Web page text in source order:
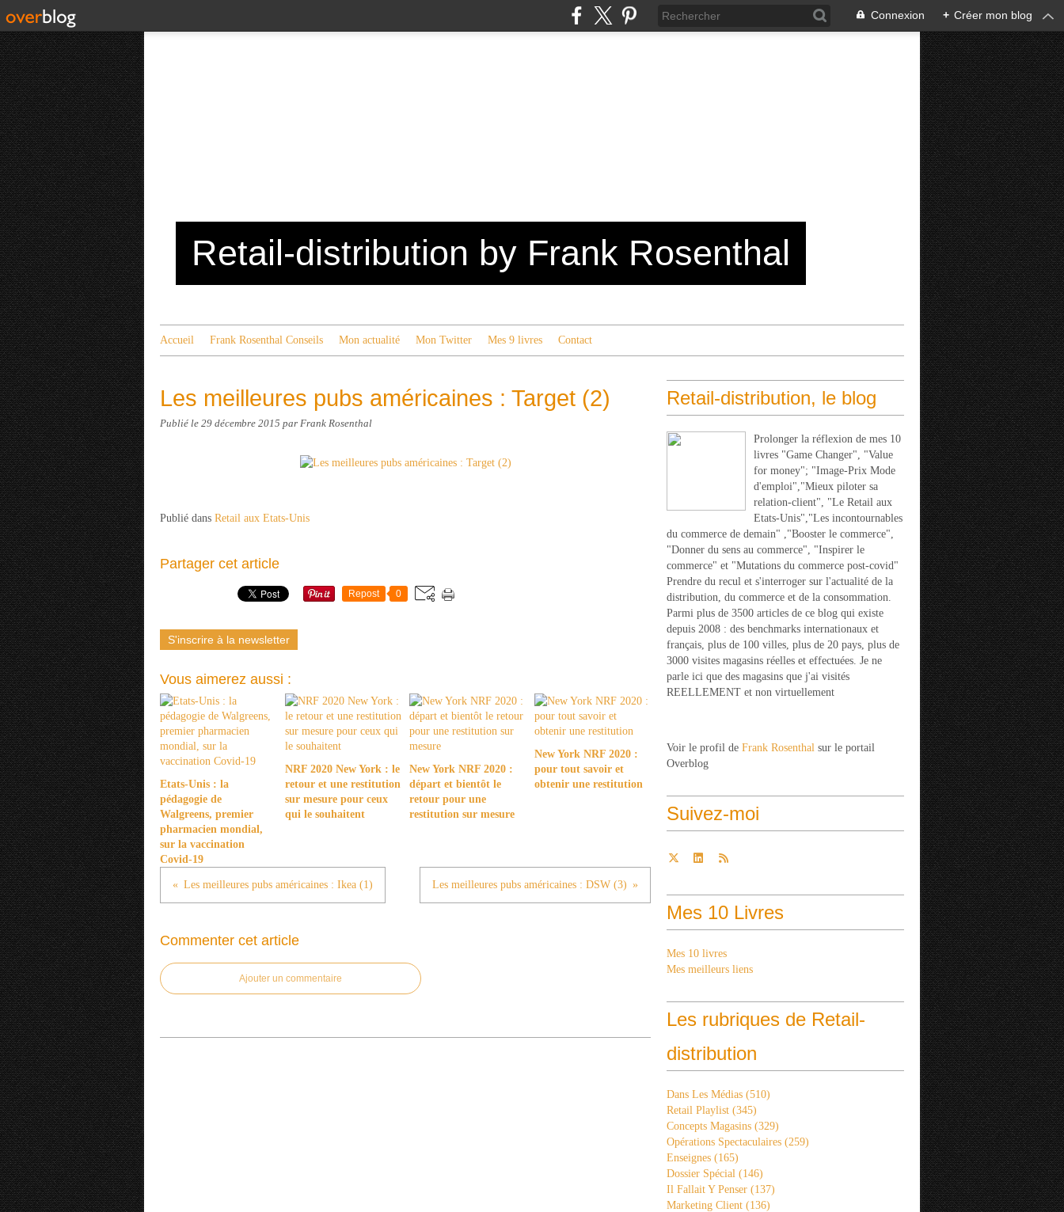
Connexion + Créer mon blog
Retail-distribution by Frank Rosenthal
Accueil Frank Rosenthal Conseils Mon actualité Mon Twitter Mes 9 livres Contact
Les meilleures pubs américaines : Target (2)
Publié le 29 décembre 2015 par Frank Rosenthal
Publié dans Retail aux Etats-Unis
Partager cet article
Repost 0
S'inscrire à la newsletter
Vous aimerez aussi :
Etats-Unis : la
pédagogie de
Walgreens, premier
pharmacien mondial,
sur la vaccination
Covid-19
NRF 2020 New York : le
retour et une restitution
sur mesure pour ceux
qui le souhaitent
New York NRF 2020 :
départ et bientôt le
retour pour une
restitution sur mesure
New York NRF 2020 :
pour tout savoir et
obtenir une restitution
Les meilleures pubs américaines : Ikea (1) Les meilleures pubs américaines : DSW (3)
Commenter cet article
Ajouter un commentaire
Retail-distribution, le blog
Prolonger la réflexion de mes 10
livres "Game Changer", "Value
for money"; "Image-Prix Mode
d'emploi","Mieux piloter sa
relation-client", "Le Retail aux
Etats-Unis","Les incontournables
du commerce de demain" ,"Booster le commerce",
"Donner du sens au commerce", "Inspirer le
commerce" et "Mutations du commerce post-covid"
Prendre du recul et s'interroger sur l'actualité de la
distribution, du commerce et de la consommation.
Parmi plus de 3500 articles de ce blog qui existe
depuis 2008 : des benchmarks internationaux et
français, plus de 100 villes, plus de 20 pays, plus de
3000 visites magasins réelles et effectuées. Je ne
parle ici que des magasins que j'ai visités
REELLEMENT et non virtuellement
Voir le profil de Frank Rosenthal sur le portail
Overblog
Suivez-moi
Mes 10 Livres
Mes 10 livres
Mes meilleurs liens
Les rubriques de Retail-
distribution
Dans Les Médias (510)
Retail Playlist (345)
Concepts Magasins (329)
Opérations Spectaculaires (259)
Enseignes (165)
Dossier Spécial (146)
Il Fallait Y Penser (137)
Marketing Client (136)